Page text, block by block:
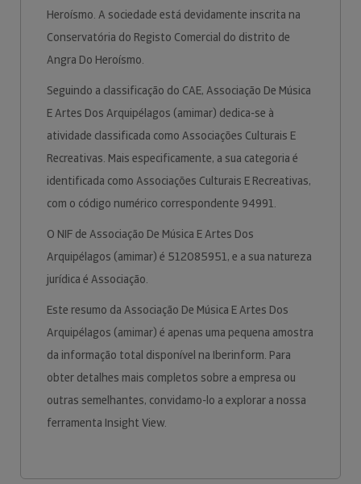
Heroísmo. A sociedade está devidamente inscrita na
Conservatória do Registo Comercial do distrito de
Angra Do Heroísmo.
Seguindo a classificação do CAE, Associação De Música
E Artes Dos Arquipélagos (amimar) dedica-se à
atividade classificada como Associações Culturais E
Recreativas. Mais especificamente, a sua categoria é
identificada como Associações Culturais E Recreativas,
com o código numérico correspondente 94991.
O NIF de Associação De Música E Artes Dos
Arquipélagos (amimar) é 512085951, e a sua natureza
jurídica é Associação.
Este resumo da Associação De Música E Artes Dos
Arquipélagos (amimar) é apenas uma pequena amostra
da informação total disponível na Iberinform. Para
obter detalhes mais completos sobre a empresa ou
outras semelhantes, convidamo-lo a explorar a nossa
ferramenta Insight View.